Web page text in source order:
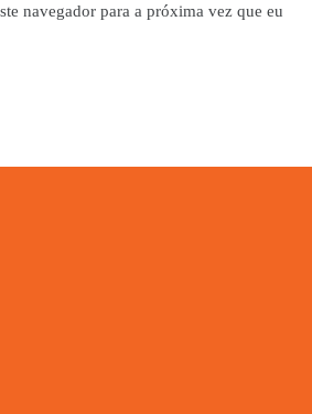
navegador para a próxima vez que eu